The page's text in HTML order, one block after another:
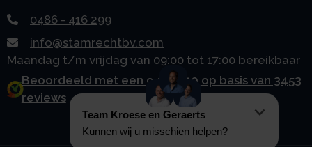
0486 - 416 299
info@stamrechtbv.com
Maandag t/m vrijdag van 09:00 tot 17:00 bereikbaar
Beoordeeld met een 9.0 uit 10 op basis van 3453
reviews